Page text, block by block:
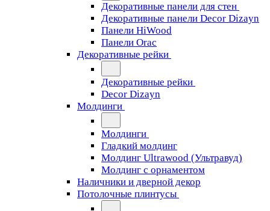
Декоративные панели для стен
Декоративные панели Decor Dizayn
Панели HiWood
Панели Orac
Декоративные рейки
Декоративные рейки
Decor Dizayn
Молдинги
Молдинги
Гладкий молдинг
Молдинг Ultrawood (Ультравуд)
Молдинг с орнаментом
Наличники и дверной декор
Потолочные плинтусы